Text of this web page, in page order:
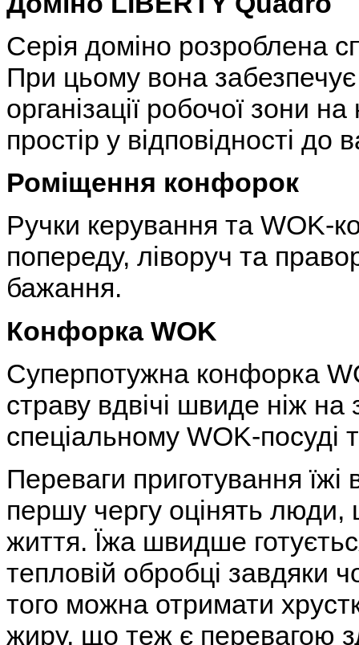
Серія доміно розроблена
При цьому вона забезпечує
організації робочої зони
простір у відповідності
Роміщення конфорок
Ручки керування та WOK-
попереду, ліворуч та
бажання.
Конфорка WOK
Суперпотужна конфорка
страву вдвічі швиде ніж на
спеціальному WOK-посуді
Переваги приготування
першу чергу оцінять люди,
життя. Їжа швидше
тепловій обробці завдяки
того можна отримати
жиру, що теж є перевагою